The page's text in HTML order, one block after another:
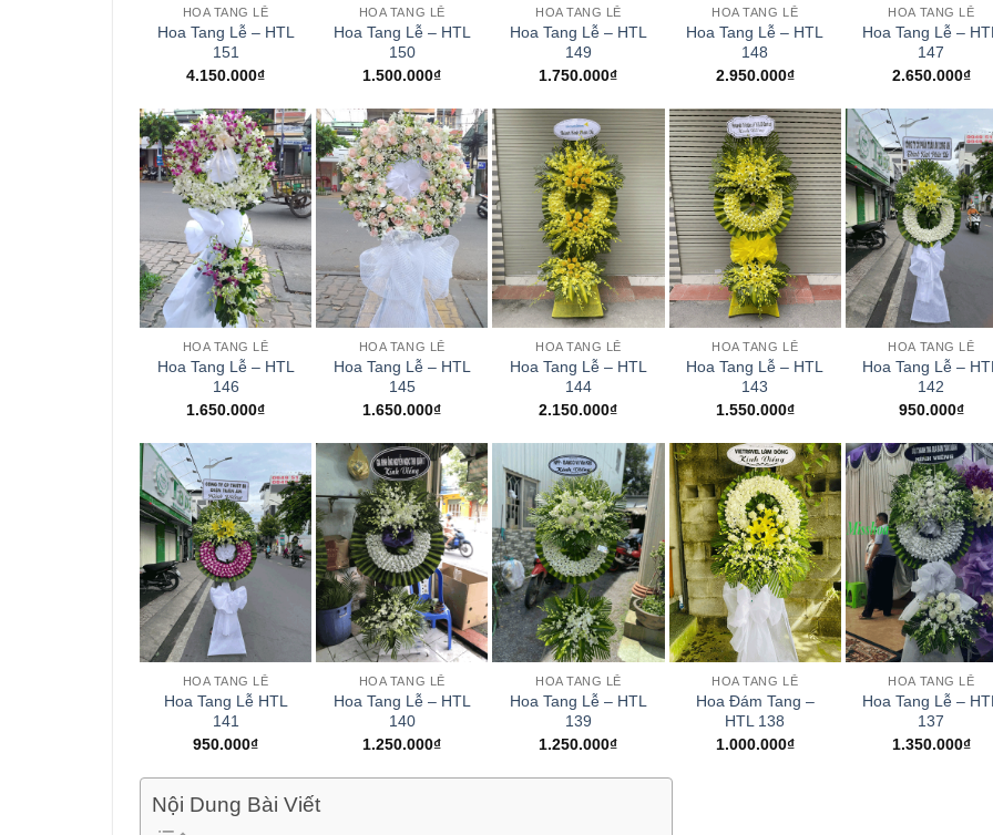
HOA TANG LỄ
Hoa Tang Lễ – HTL
151
4.150.000₫
HOA TANG LỄ
Hoa Tang Lễ – HTL
150
1.500.000₫
HOA TANG LỄ
Hoa Tang Lễ – HTL
149
1.750.000₫
HOA TANG LỄ
Hoa Tang Lễ – HTL
148
2.950.000₫
HOA TANG LỄ
Hoa Tang Lễ –
147
2.650.000₫
+
HOA TANG LỄ
Hoa Tang Lễ – HTL
146
1.650.000₫
+
HOA TANG LỄ
Hoa Tang Lễ – HTL
145
1.650.000₫
+
HOA TANG LỄ
Hoa Tang Lễ – HTL
144
2.150.000₫
+
HOA TANG LỄ
Hoa Tang Lễ – HTL
143
1.550.000₫
+
HOA TANG LỄ
Hoa Tang Lễ –
142
950.000₫
+
HOA TANG LỄ
Hoa Tang Lễ HTL
141
950.000₫
+
HOA TANG LỄ
Hoa Tang Lễ – HTL
140
1.250.000₫
+
HOA TANG LỄ
Hoa Tang Lễ – HTL
139
1.250.000₫
+
HOA TANG LỄ
Hoa Đám Tang –
HTL 138
1.000.000₫
+
HOA TANG LỄ
Hoa Tang Lễ –
137
1.350.000₫
Nội Dung Bài Viết